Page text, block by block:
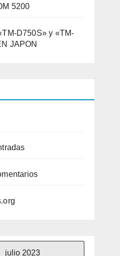
5200
D750S» y «TM-
JAPON
julio 2023